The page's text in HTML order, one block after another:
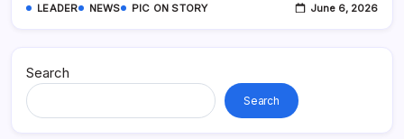
LEADER NEWS PIC ON STORY June 6, 2026
Search
Search